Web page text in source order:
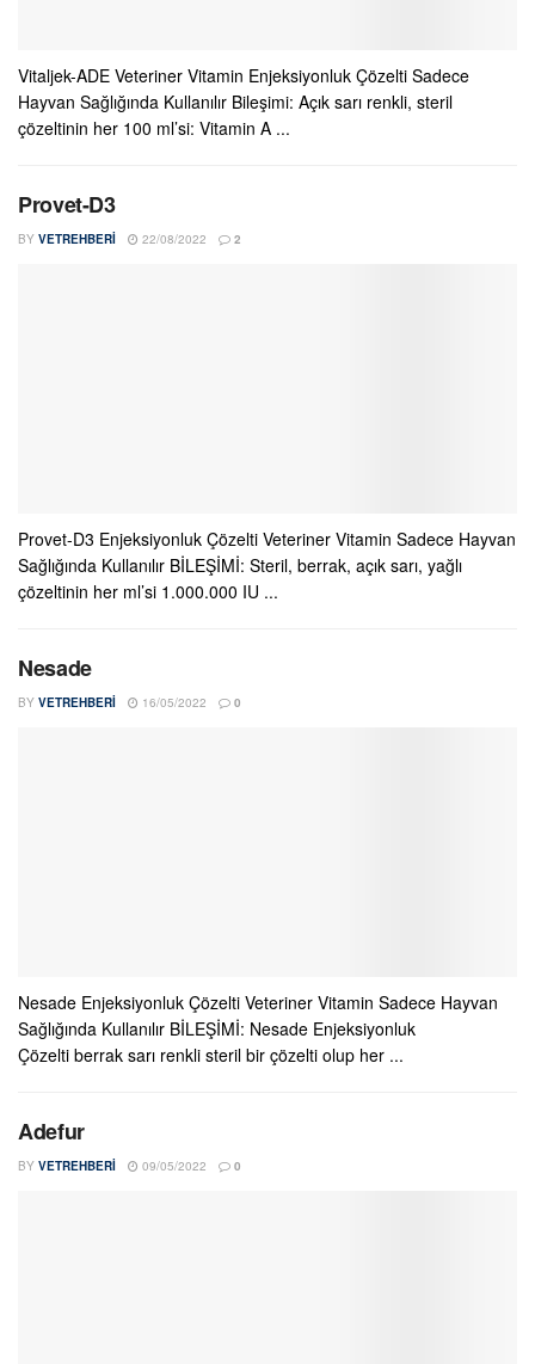
Vitaljek-ADE Veteriner Vitamin Enjeksiyonluk Çözelti Sadece
Hayvan Sağlığında Kullanılır Bileşimi: Açık sarı renkli, steril
çözeltinin her 100 ml’si: Vitamin A ...
Provet-D3
BY VETREHBERI 22/08/2022 2
Provet-D3 Enjeksiyonluk Çözelti Veteriner Vitamin Sadece Hayvan
Sağlığında Kullanılır BİLEŞİMİ: Steril, berrak, açık sarı, yağlı
çözeltinin her ml’si 1.000.000 IU ...
Nesade
BY VETREHBERI 16/05/2022 0
Nesade Enjeksiyonluk Çözelti Veteriner Vitamin Sadece Hayvan
Sağlığında Kullanılır BİLEŞİMİ: Nesade Enjeksiyonluk
Çözelti berrak sarı renkli steril bir çözelti olup her ...
Adefur
BY VETREHBERI 09/05/2022 0